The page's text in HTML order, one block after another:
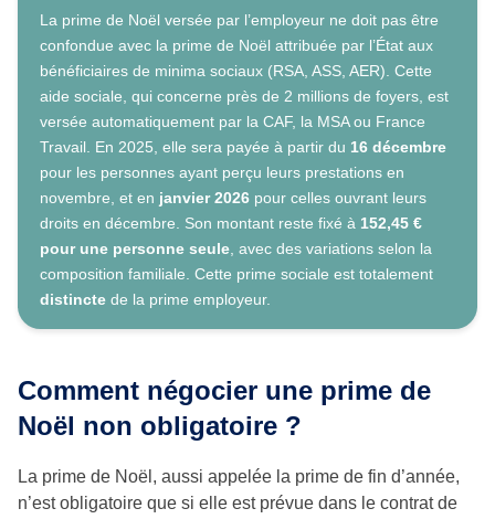
La prime de Noël versée par l’employeur ne doit pas être
confondue avec la prime de Noël attribuée par l’État aux
bénéficiaires de minima sociaux (RSA, ASS, AER). Cette
aide sociale, qui concerne près de 2 millions de foyers, est
versée automatiquement par la CAF, la MSA ou France
Travail. En 2025, elle sera payée à partir du 16 décembre
pour les personnes ayant perçu leurs prestations en
novembre, et en janvier 2026 pour celles ouvrant leurs
droits en décembre. Son montant reste fixé à 152,45 €
pour une personne seule , avec des variations selon la
composition familiale. Cette prime sociale est totalement
distincte de la prime employeur.
Comment négocier une prime de
Noël non obligatoire ?
La prime de Noël, aussi appelée la prime de fin d’année,
n’est obligatoire que si elle est prévue dans le contrat de